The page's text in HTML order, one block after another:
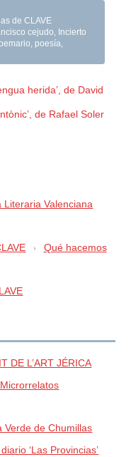
de CLAVE
cejudo
Incierto
poesía
herida’, de David
de Rafael Soler
Literaria Valenciana
Qué hacemos
DE L’ART JÉRICA
Verde de Chumillas
‘Las Provincias’